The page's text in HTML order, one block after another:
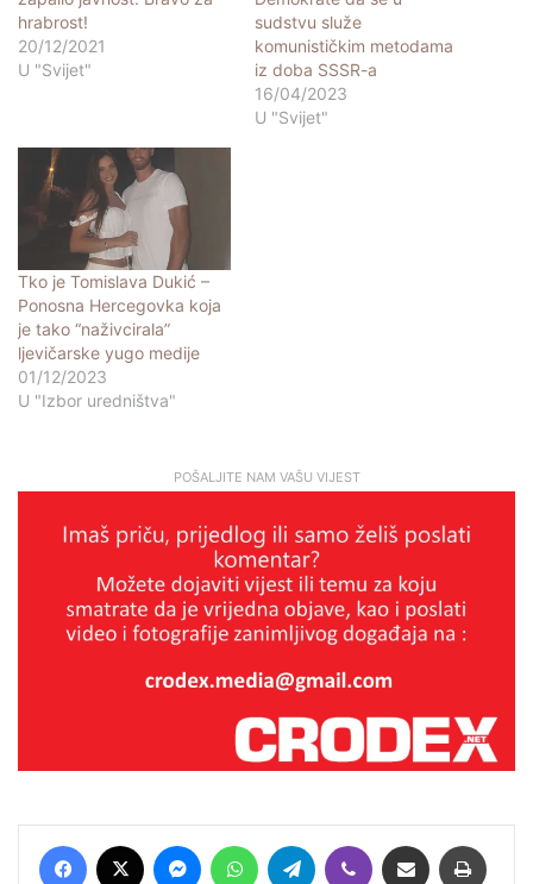
hrabrost!
20/12/2021
U "Svijet"
sudstvu služe
komunističkim metodama
iz doba SSSR-a
16/04/2023
U "Svijet"
Tko je Tomislava Dukić –
Ponosna Hercegovka koja
je tako “naživcirala”
ljevičarske yugo medije
01/12/2023
U "Izbor uredništva"
POŠALJITE NAM VAŠU VIJEST
Facebook MessengerWhatsAppTelegram Viber Podijeli putem E-maila